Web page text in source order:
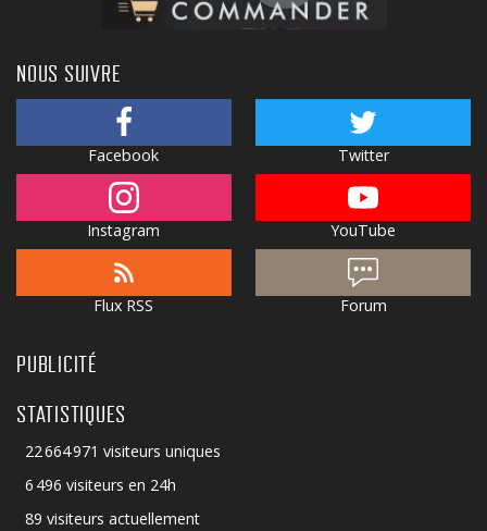
NOUS SUIVRE
Facebook Twitter
Instagram YouTube
Flux RSS Forum
PUBLICITÉ
STATISTIQUES
22 664 971 visiteurs uniques
6 496 visiteurs en 24h
89 visiteurs actuellement